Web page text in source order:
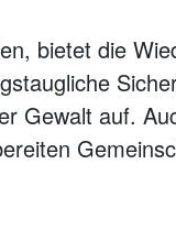
bietet die
Gewalt auf.